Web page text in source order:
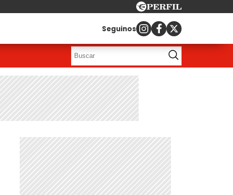
Seguinos